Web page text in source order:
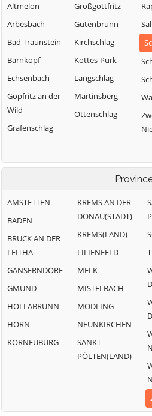
Altmelon
Arbesbach
Bad Traunstein
Bärnkopf
Echsenbach
Göpfritz an der
Wild
Grafenschlag
Großgöttfritz
Gutenbrunn
Kirchschlag
Kottes-Purk
Langschlag
Martinsberg
Ottenschlag
AMSTETTEN
BADEN
BRUCK AN DER
LEITHA
GÄNSERNDORF
GMÜND
HOLLABRUNN
HORN
KORNEUBURG
KREMS AN DER
DONAU(STADT)
KREMS(LAND)
LILIENFELD
MELK
MISTELBACH
MÖDLING
NEUNKIRCHEN
SANKT
PÖLTEN(LAND)